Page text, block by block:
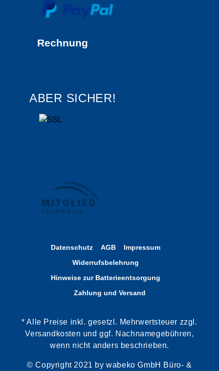
Rechnung
ABER SICHER!
Datenschutz AGB
Impressum
Widerrufsbelehrung
Hinweise zur Batterieentsorgung
Zahlung und Versand
* Alle Preise inkl. gesetzl. Mehrwertsteuer zzgl.
Versandkosten und ggf. Nachnamegebühren,
wenn nicht anders beschrieben.
© Copyright 2021 by wabeko GmbH Büro- &